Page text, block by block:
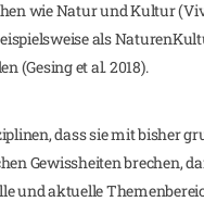
wie Natur und Kultur
als
(Gesing et al. 2018).
dass sie mit bisher
Gewissheiten brechen,
und aktuelle